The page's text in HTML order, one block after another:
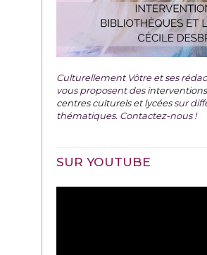
Culturellement Vôtre et ses
vous proposent des
centres culturels et lycéessur
thématiques. Contactez-nous !
SUR YOUTUBE